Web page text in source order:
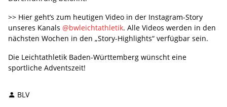
>> Hier geht’s zum heutigen Video in der Instagram-Story
unseres Kanals @bwleichtathletik. Alle Videos werden in den
nächsten Wochen in den „Story-Highlights“ verfügbar sein.
Die Leichtathletik Baden-Württemberg wünscht eine
sportliche Adventszeit!
BLV